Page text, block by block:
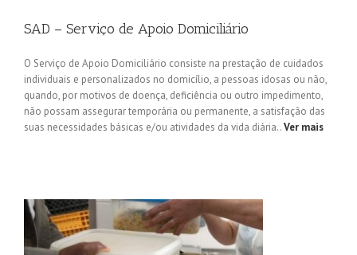
SAD – Serviço de Apoio Domiciliário
O Serviço de Apoio Domiciliário consiste na prestação de cuidados
individuais e personalizados no domicílio, a pessoas idosas ou não,
quando, por motivos de doença, deficiência ou outro impedimento,
não possam assegurar temporária ou permanente, a satisfação das
suas necessidades básicas e/ou atividades da vida diária..Ver mais